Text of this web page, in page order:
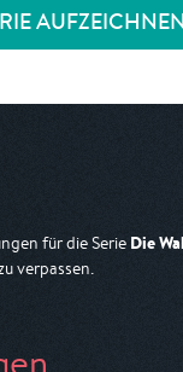
AUFZEICHNEN
für die Serie Die
verpassen.